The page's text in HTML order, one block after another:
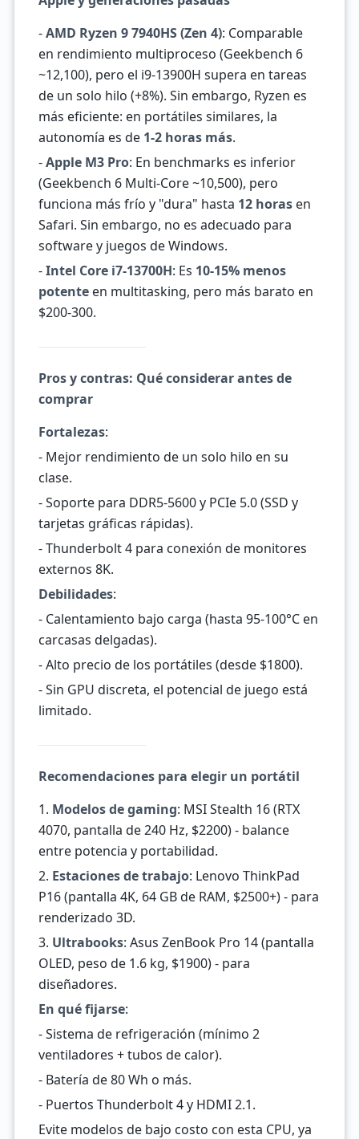
-AMD Ryzen 9 7940HS (Zen 4): Comparable
en rendimiento multiproceso (Geekbench 6
~12,100), pero el i9-13900H supera en tareas
de un solo hilo (+8%). Sin embargo, Ryzen es
más eficiente: en portátiles similares, la
autonomía es de 1-2 horas más.
-Apple M3 Pro: En benchmarks es inferior
(Geekbench 6 Multi-Core ~10,500), pero
funciona más frío y "dura" hasta 12 horasen
Safari. Sin embargo, no es adecuado para
software y juegos de Windows.
-Intel Core i7-13700H: Es 10-15% menos
potenteen multitasking, pero más barato en
$200-300.
Pros y contras: Qué considerar antes de
comprar
Fortalezas:
- Mejor rendimiento de un solo hilo en su
clase.
- Soporte para DDR5-5600 y PCIe 5.0 (SSD y
tarjetas gráficas rápidas).
- Thunderbolt 4 para conexión de monitores
externos 8K.
Debilidades:
- Calentamiento bajo carga (hasta 95-100°C en
carcasas delgadas).
- Alto precio de los portátiles (desde $1800).
- Sin GPU discreta, el potencial de juego está
limitado.
Recomendaciones para elegir un portátil
1. Modelos de gaming: MSI Stealth 16 (RTX
4070, pantalla de 240 Hz, $2200) - balance
entre potencia y portabilidad.
2. Estaciones de trabajo: Lenovo ThinkPad
P16 (pantalla 4K, 64 GB de RAM, $2500+) - para
renderizado 3D.
3. Ultrabooks: Asus ZenBook Pro 14 (pantalla
OLED, peso de 1.6 kg, $1900) - para
diseñadores.
En qué fijarse:
- Sistema de refrigeración (mínimo 2
ventiladores + tubos de calor).
- Batería de 80 Wh o más.
- Puertos Thunderbolt 4 y HDMI 2.1.
Evite modelos de bajo costo con esta CPU, ya